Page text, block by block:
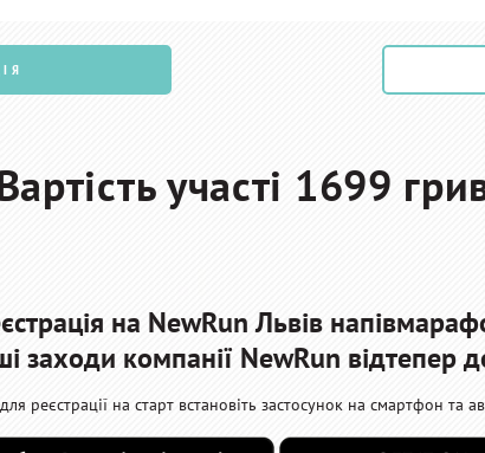
участі 1699
на NewRun Львів
заходи компанії NewRun відтепер
реєстрації на старт встановіть застосунок на смартфон та